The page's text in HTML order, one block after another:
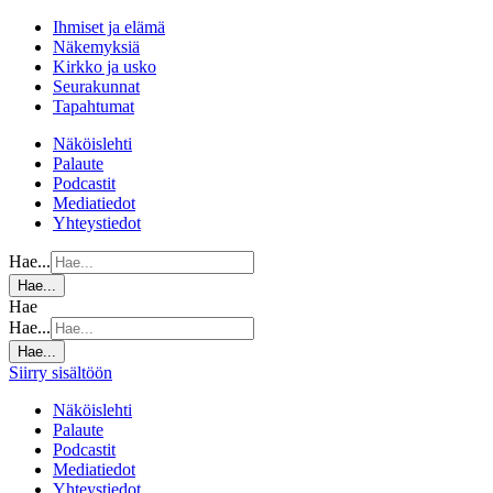
Ihmiset ja elämä
Näkemyksiä
Kirkko ja usko
Seurakunnat
Tapahtumat
Näköislehti
Palaute
Podcastit
Mediatiedot
Yhteystiedot
Hae...
Hae...
Hae
Hae...
Hae...
Siirry sisältöön
Näköislehti
Palaute
Podcastit
Mediatiedot
Yhteystiedot